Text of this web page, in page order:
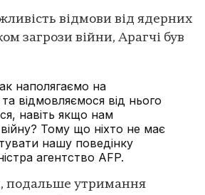
відмови від ядерних
загрози війни, Арагчі був
наполягаємо на
та відмовляємося від нього
навіть якщо нам
Тому що ніхто не має
нашу поведінку
агентство AFP.
подальше утримання